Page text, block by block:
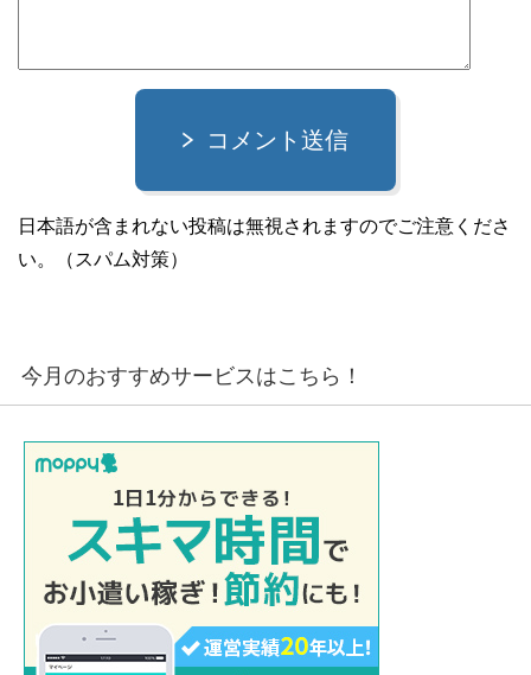
コメント送信
日本語が含まれない投稿は無視されますのでご注意くださ
い。（スパム対策）
今月のおすすめサービスはこちら！